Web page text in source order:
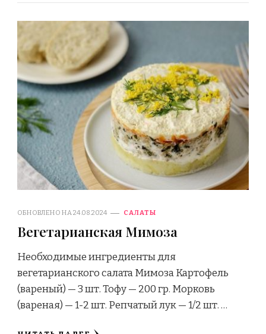
ОБНОВЛЕНО НА24.08.2024 САЛАТЫ
Вегетарианская Мимоза
Необходимые ингредиенты для
вегетарианского салата Мимоза Картофель
(вареный) — 3 шт. Тофу — 200 гр. Морковь
(вареная) — 1-2 шт. Репчатый лук — 1/2 шт. …